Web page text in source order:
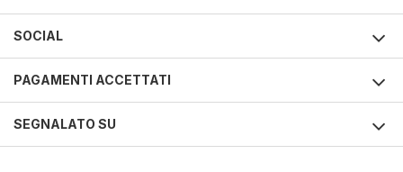
SOCIAL
PAGAMENTI ACCETTATI
SEGNALATO SU